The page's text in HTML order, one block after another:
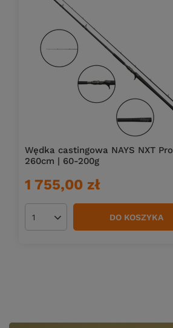
Wędka castingowa NAYS NXT Pro
260cm | 60-200g
1 755,00 zł
Ilość produktów DO KOSZYKA